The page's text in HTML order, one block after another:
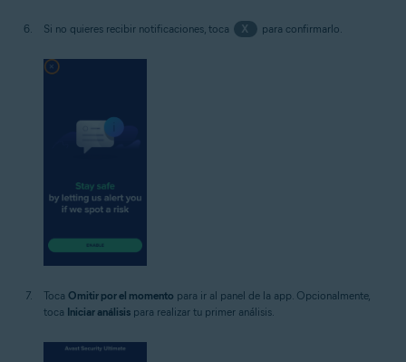
Si no quieres recibir notificaciones, toca X para confirmarlo.
Toca Omitir por el momento para ir al panel de la app. Opcionalmente,
toca Iniciar análisis para realizar tu primer análisis.